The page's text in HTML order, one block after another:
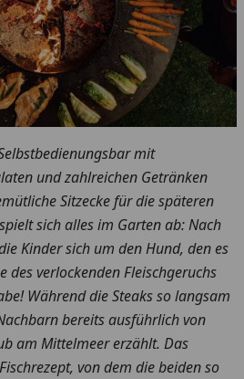
mit
und zahlreichen Getränken
Sitzecke für die späteren
sich alles im Garten ab: Nach
Kinder sich um den Hund, den es
des verlockenden Fleischgeruchs
Während die Steaks so langsam
bereits ausführlich von
am Mittelmeer erzählt. Das
von dem die beiden so